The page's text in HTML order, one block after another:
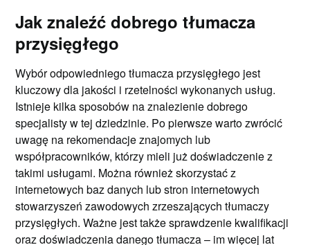
Jak znaleźć dobrego tłumacza
przysięgłego
Wybór odpowiedniego tłumacza przysięgłego jest
kluczowy dla jakości i rzetelności wykonanych usług.
Istnieje kilka sposobów na znalezienie dobrego
specjalisty w tej dziedzinie. Po pierwsze warto zwrócić
uwagę na rekomendacje znajomych lub
współpracowników, którzy mieli już doświadczenie z
takimi usługami. Można również skorzystać z
internetowych baz danych lub stron internetowych
stowarzyszeń zawodowych zrzeszających tłumaczy
przysięgłych. Ważne jest także sprawdzenie kwalifikacji
oraz doświadczenia danego tłumacza – im więcej lat